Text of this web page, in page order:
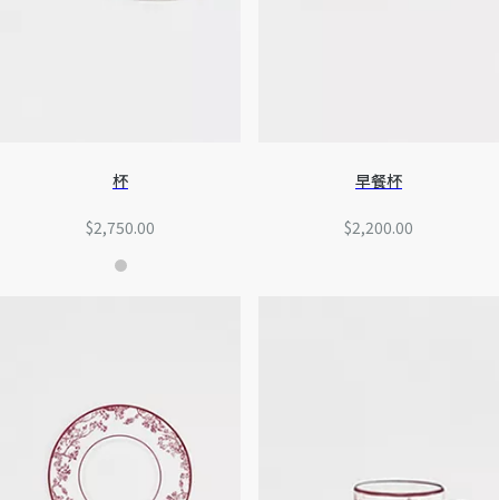
杯
$2,750.00
早餐杯
$2,200.00